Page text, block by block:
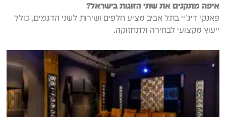
איפה מתקנים את שתי הזוגות בישראל?
פאנקי דיג'יי בתל אביב מציע חלפים ושירות לשני הדגמים, כולל
ייעוץ מקצועי לבחירה ולתחזוקה.